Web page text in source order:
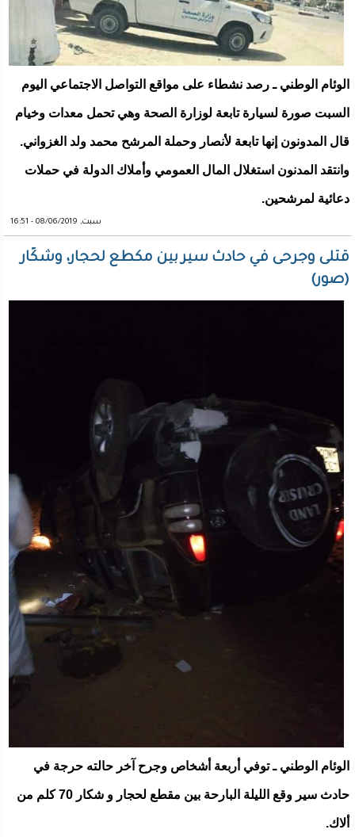
الوئام الوطني ـ رصد نشطاء على مواقع التواصل الاجتماعي اليوم
السبت صورة لسيارة تابعة لوزارة الصحة وهي تحمل معدات وخيام
قال المدونون إنها تابعة لأنصار وحملة المرشح محمد ولد الغزواني.
وانتقد المدنون استغلال المال العمومي وأملاك الدولة في حملات
دعائية لمرشحين.
سبت, 08/06/2019 - 16:51
قتلى وجرحى في حادث سير بين مكطع لحجار، وشكًار
(صور)
الوئام الوطني ـ توفي أربعة أشخاص وجرح آخر حالته حرجة في
حادث سير وقع الليلة البارحة بين مقطع لحجار و شكار 70 كلم من
ألاك.